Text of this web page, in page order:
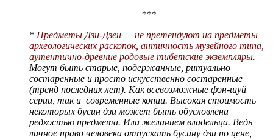
***
* Предметы Дзи-Дзен — не претендуют на предметы
археологических раскопок, античность музейного типа,
аутентично-древние родовые тибетские экземпляры.
Могут быть старые, подержанные, ритуально
состаренные и просто искусственно состаренные
(тренд последних лет). Как всевозможные фэн-шуй
серии, так и современные копии. Высокая стоимость
некоторых бусин дзи может быть обусловлена
редкостью предмета. Или желанием владельца. Ведь
личное право человека отпускать бусину дзи по цене,